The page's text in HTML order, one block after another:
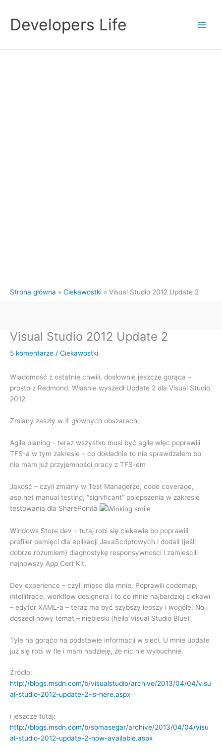
treściDevelopers Life
Strona główna Ciekawostki Visual Studio 2012 Update 2
Visual Studio 2012 Update 2
5 komentarze / Ciekawostki
Wiadomość z ostatnie chwili, dosłownie jeszcze gorąca –
prosto z Redmond. Właśnie wyszedł Update 2 dla Visual Studio
2012.
Zmiany zaszły w 4 głównych obszarach:
Agile planing – teraz wszystko musi być agile więc poprawili
TFS-a w tym zakresie – co dokładnie to nie sprawdzałem bo
nie mam już przyjemności pracy z TFS-em
Jakość – czyli zmiany w Test Managerze, code coverage,
asp.net manual testing, “significant” polepszenia w zakresie
testowania dla SharePointa
Windows Store dev – tutaj robi się ciekawie bo poprawili
profiler pamięci dla aplikacji JavaScriptowych i dodali (jeśli
dobrze rozumiem) diagnostykę responsywności i zamieścili
najnowszy App Cert Kit.
Dev experience – czyli mięso dla mnie. Poprawili codemap,
intellitrace, workflow designera i to co mnie najbardziej ciekawi
– edytor XAML-a – teraz ma być szybszy lepszy i wogóle. No i
doszedł nowy temat – niebieski (hello Visual Studio Blue)
Tyle na gorąco na podstawie informacji w sieci. U mnie update
już się robi w tle i mam nadzieję, że nic nie wybuchnie.
Źródło:
http://blogs.msdn.com/b/visualstudio/archive/2013/04/04/visu
al-studio-2012-update-2-is-here.aspx
i jeszcze tutaj:
http://blogs.msdn.com/b/somasegar/archive/2013/04/04/visu
al-studio-2012-update-2-now-available.aspx